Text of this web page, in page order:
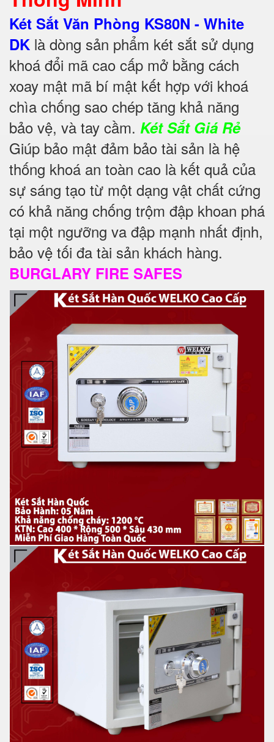
Két Sắt Văn Phòng KS80N - White
DK là dòng sản phẩm két sắt sử dụng
khoá đổi mã cao cấp mở bằng cách
xoay mật mã bí mật kết hợp với khoá
chìa chống sao chép tăng khả năng
bảo vệ, và tay cầm. Két Sắt Giá Rẻ
Giúp bảo mật đảm bảo tài sản là hệ
thống khoá an toàn cao là kết quả của
sự sáng tạo từ một dạng vật chất cứng
có khả năng chống trộm đập khoan phá
tại một ngưỡng va đập mạnh nhất định,
bảo vệ tối đa tài sản khách hàng.
BURGLARY FIRE SAFES